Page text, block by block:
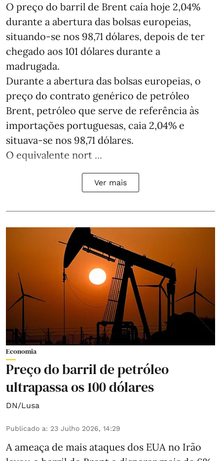
O preço do barril de Brent caía hoje 2,04%
durante a abertura das bolsas europeias,
situando-se nos 98,71 dólares, depois de ter
chegado aos 101 dólares durante a
madrugada.
Durante a abertura das bolsas europeias, o
preço do contrato genérico de petróleo
Brent, petróleo que serve de referência às
importações portuguesas, caia 2,04% e
situava-se nos 98,71 dólares.
O equivalente nort ...
Ver mais
Economia
Preço do barril de petróleo
ultrapassa os 100 dólares
DN/Lusa
Publicado a: 23 Julho 2026, 14:29
A ameaça de mais ataques dos EUA no Irão